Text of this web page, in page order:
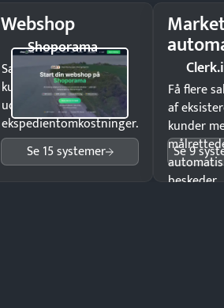
Webshop
Shoporama
Sælg produkter 24/7 til
kunder i hele landet
uden
ekspedientomkostninger.
Se 15 systemer
Få flere
af
kunder
beskeder.
Se 9